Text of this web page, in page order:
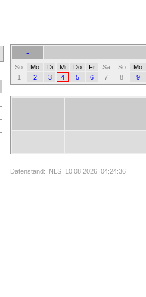
-
So Mo Di Mi Do Fr Sa So
Mo
1
2 3 4 5 6 7 8 9
Datenstand: NLS 10.08.2026 04:24:36